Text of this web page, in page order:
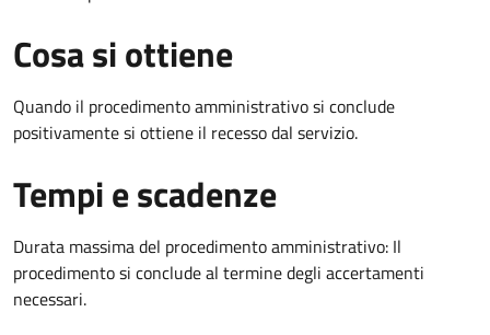
Cosa si ottiene
Quando il procedimento amministrativo si conclude
positivamente si ottiene il recesso dal servizio.
Tempi e scadenze
Durata massima del procedimento amministrativo: Il
procedimento si conclude al termine degli accertamenti
necessari.